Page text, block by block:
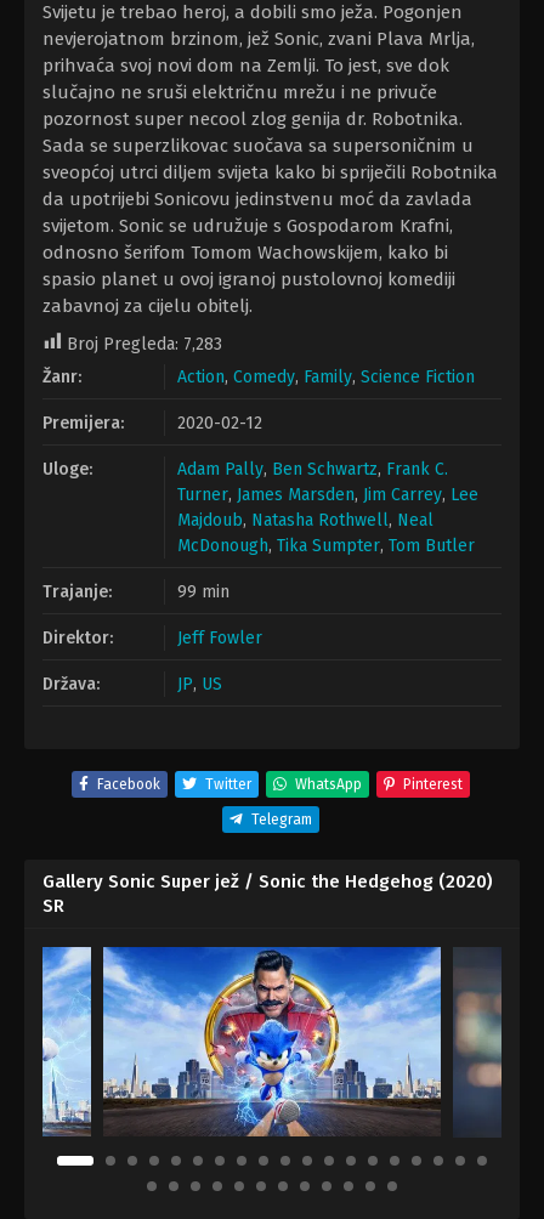
Svijetu je trebao heroj, a dobili smo ježa. Pogonjen
nevjerojatnom brzinom, jež Sonic, zvani Plava Mrlja,
prihvaća svoj novi dom na Zemlji. To jest, sve dok
slučajno ne sruši električnu mrežu i ne privuče
pozornost super necool zlog genija dr. Robotnika.
Sada se superzlikovac suočava sa supersoničnim u
sveopćoj utrci diljem svijeta kako bi spriječili Robotnika
da upotrijebi Sonicovu jedinstvenu moć da zavlada
svijetom. Sonic se udružuje s Gospodarom Krafni,
odnosno šerifom Tomom Wachowskijem, kako bi
spasio planet u ovoj igranoj pustolovnoj komediji
zabavnoj za cijelu obitelj.
Broj Pregleda: 7,283
Žanr:
Action, Comedy, Family, Science Fiction
Premijera: 2020-02-12
Uloge: Adam Pally, Ben Schwartz, Frank C.
Turner, James Marsden, Jim Carrey, Lee
Majdoub, Natasha Rothwell, Neal
McDonough, Tika Sumpter, Tom Butler
Trajanje: 99 min
Direktor: Jeff Fowler
Država: JP, US
Facebook Twitter WhatsApp Pinterest
Telegram
Gallery Sonic Super jež / Sonic the Hedgehog (2020)
SR